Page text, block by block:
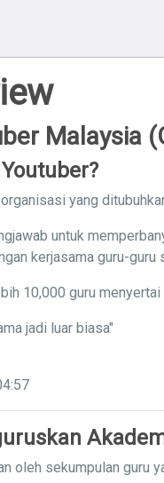
Malaysia
yang
untuk
kerjasama guru-guru
10,000 guru
jadi luar biasa"
oleh sekumpulan guru